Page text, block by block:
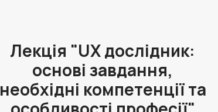
Лекція "UX дослідник:
основі завдання,
необхідні компетенції та